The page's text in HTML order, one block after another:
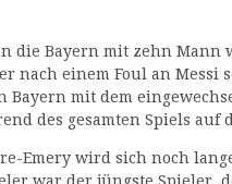
die Bayern mit zehn Mann
nach einem Foul an Messi
Bayern mit dem
des gesamten Spiels auf
Emery wird sich noch